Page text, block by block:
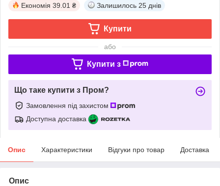
Економія 39.01 ₴ Залишилось 25 днів
Купити
або
Купити з
Що таке купити з Пром?
Замовлення під захистом
Доступна доставка
Опис Характеристики Відгуки про товар Доставка
Опис